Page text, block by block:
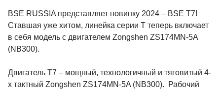
BSE RUSSIA представляет новинку 2024 – BSE T7!
Ставшая уже хитом, линейка серии Т теперь включает
в себя модель с двигателем Zongshen ZS174MN-5A
(NB300).
Двигатель T7 – мощный, технологичный и тяговитый 4-
х тактный Zongshen ZS174MN-5A (NB300). Рабочий